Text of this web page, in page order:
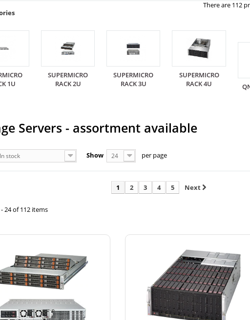
There are 112
1U
SUPERMICRO
RACK 2U
SUPERMICRO
RACK 3U
SUPERMICRO
RACK 4U
Servers - assortment available
In stock Show 24 per page
1 2 3 4 5 Next
24 of 112 items